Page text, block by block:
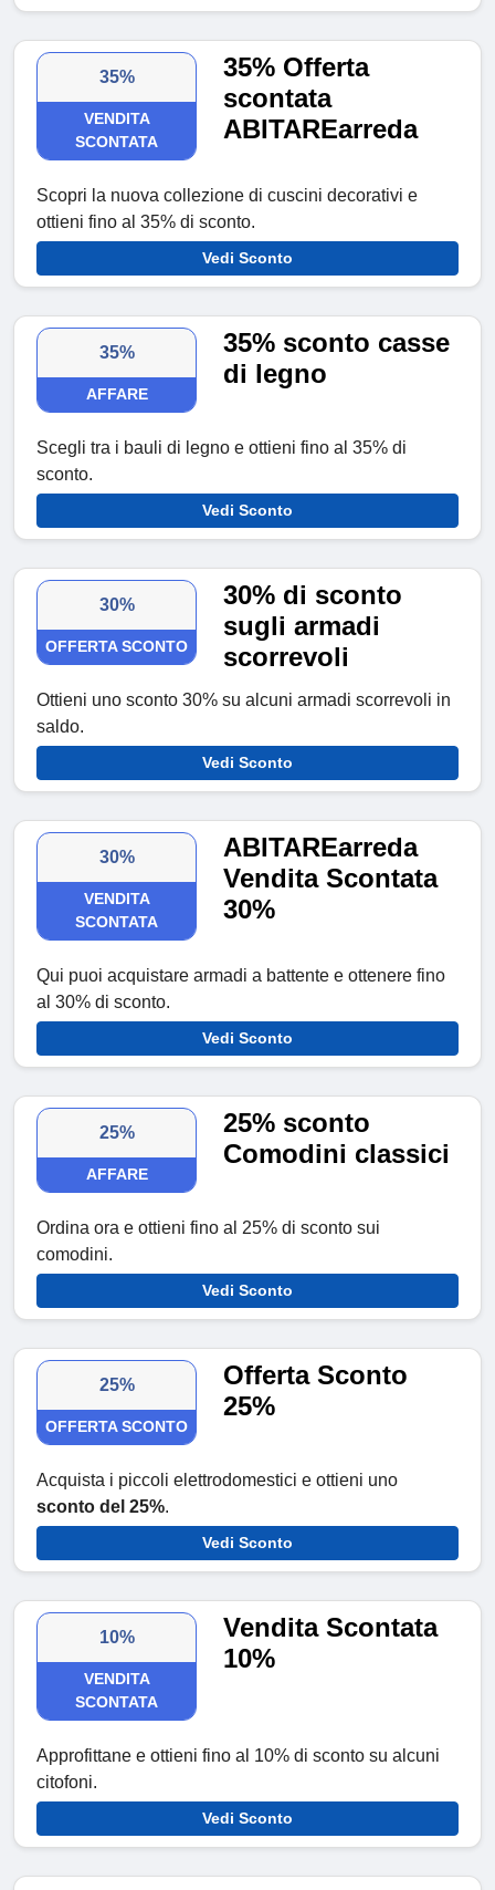
35%
VENDITA
SCONTATA
35% Offerta
scontata
ABITAREarreda
Scopri la nuova collezione di cuscini decorativi e
ottieni fino al 35% di sconto.
Vedi Sconto
35%
AFFARE
35% sconto casse
di legno
Scegli tra i bauli di legno e ottieni fino al 35% di
sconto.
Vedi Sconto
30%
OFFERTA SCONTO
30% di sconto
sugli armadi
scorrevoli
Ottieni uno sconto 30% su alcuni armadi scorrevoli in
saldo.
Vedi Sconto
30%
VENDITA
SCONTATA
ABITAREarreda
Vendita Scontata
30%
Qui puoi acquistare armadi a battente e ottenere fino
al 30% di sconto.
Vedi Sconto
25%
AFFARE
25% sconto
Comodini classici
Ordina ora e ottieni fino al 25% di sconto sui
comodini.
Vedi Sconto
25%
OFFERTA SCONTO
Offerta Sconto
25%
Acquista i piccoli elettrodomestici e ottieni uno
sconto del 25%.
Vedi Sconto
10%
VENDITA
SCONTATA
Vendita Scontata
10%
Approfittane e ottieni fino al 10% di sconto su alcuni
citofoni.
Vedi Sconto